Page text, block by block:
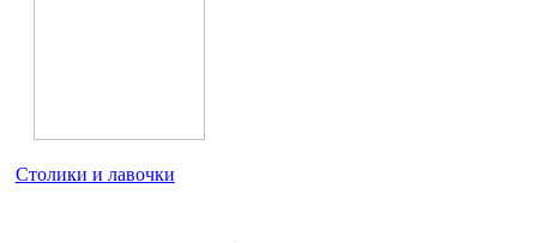
Столики и лавочки